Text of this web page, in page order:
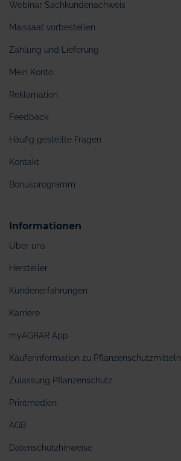
Webinar Sachkundenachweis
Maissaat vorbestellen
Zahlung und Lieferung
Mein Konto
Reklamation
Feedback
Häufig gestellte Fragen
Kontakt
Bonusprogramm
Informationen
Über uns
Hersteller
Kundenerfahrungen
Karriere
myAGRAR App
Käuferinformation zu Pflanzenschutzmitteln
Zulassung Pflanzenschutz
Printmedien
AGB
Datenschutzhinweise